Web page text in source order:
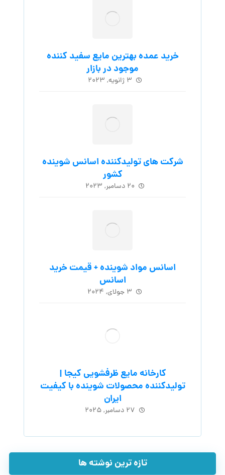
خرید عمده بهترین مایع سفید کننده
موجود در بازار
۳ ژانویه, ۲۰۲۳
شرکت های تولیدکننده اسانس شوینده
کشور
۲۰ دسامبر, ۲۰۲۳
اسانس مواد شوینده + قیمت خرید
اسانس
۳ جولای, ۲۰۲۴
کارخانه مایع ظرفشویی کیجا |
تولیدکننده محصولات شوینده با کیفیت
ایران
۲۷ دسامبر, ۲۰۲۵
تازه ترین نوشته ها